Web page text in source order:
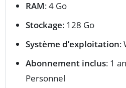
RAM: 4 Go
Stockage: 128 Go
Système d’exploitation:
Abonnement inclus: 1
Personnel